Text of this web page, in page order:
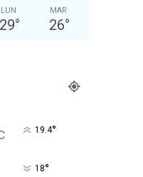
LUN
29°
MAR
26°
19.4°
18°